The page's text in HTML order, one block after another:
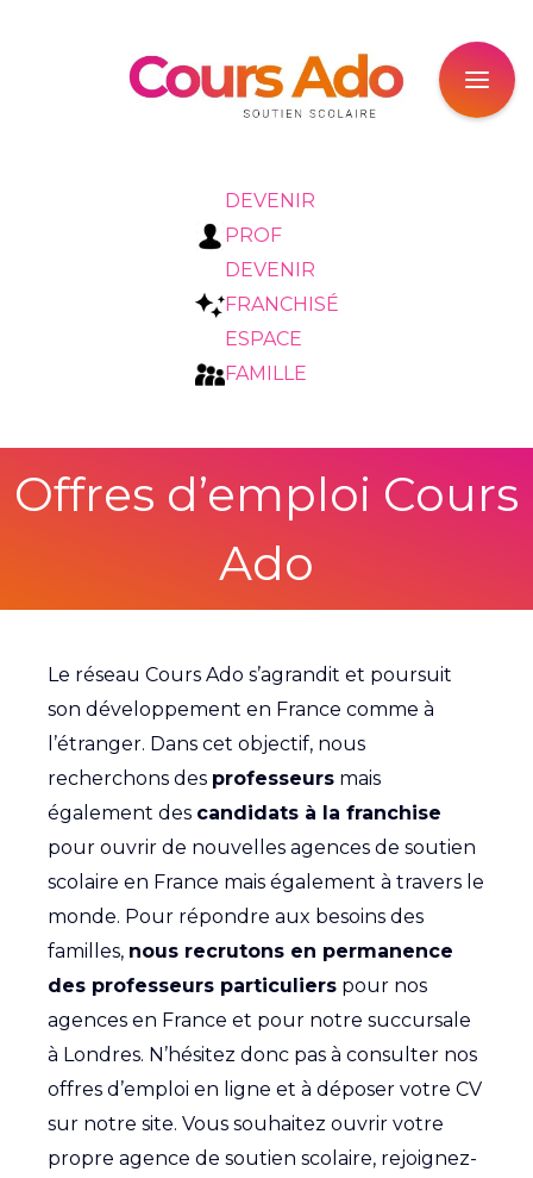
DEVENIR
PROF
DEVENIR
FRANCHISÉ
ESPACE
FAMILLE
Offres d’emploi Cours
Ado
Le réseau Cours Ado s’agrandit et poursuit
son développement en France comme à
l’étranger. Dans cet objectif, nous
recherchons des professeurs mais
également des candidats à la franchise
pour ouvrir de nouvelles agences de soutien
scolaire en France mais également à travers le
monde. Pour répondre aux besoins des
familles, nous recrutons en permanence
des professeurs particuliers pour nos
agences en France et pour notre succursale
à Londres. N’hésitez donc pas à consulter nos
offres d’emploi en ligne et à déposer votre CV
sur notre site. Vous souhaitez ouvrir votre
propre agence de soutien scolaire, rejoignez-